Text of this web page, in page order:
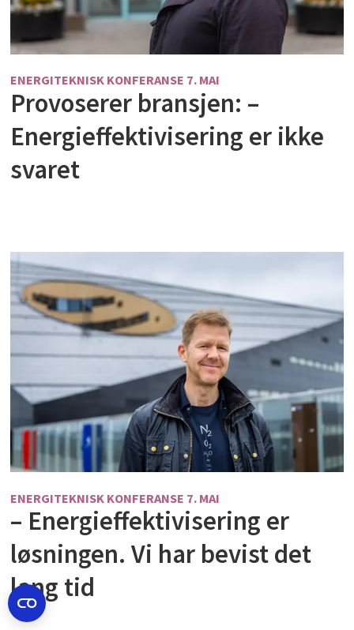
ENERGITEKNISK KONFERANSE 7. MAI
Provoserer bransjen: –
Energieffektivisering er ikke
svaret
ENERGITEKNISK KONFERANSE 7. MAI
– Energieffektivisering er
løsningen. Vi har bevist det
lang tid